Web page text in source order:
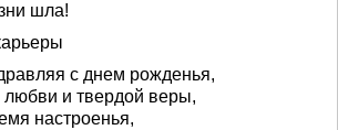
шла!
с днем рожденья,
и твердой веры,
настроенья,